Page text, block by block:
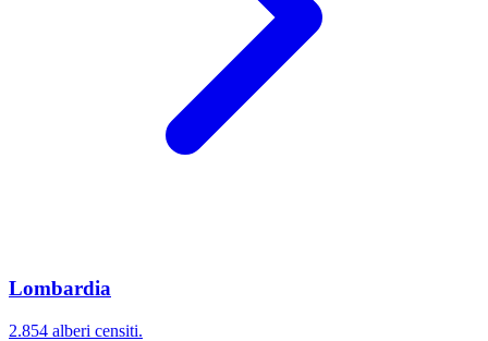
Lombardia
2.854 alberi censiti.